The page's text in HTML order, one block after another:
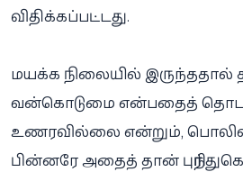
விதிக்கப்பட்டது.
மயக்க நிலையில் இருந்ததால்
வன்கொடுமை என்பதைத்
உணரவில்லை என்றும்,
பின்னரே அதைத் தான்